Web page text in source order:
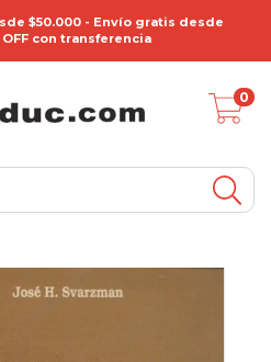
$50.000 - Envío gratis desde
OFF con transferencia
0